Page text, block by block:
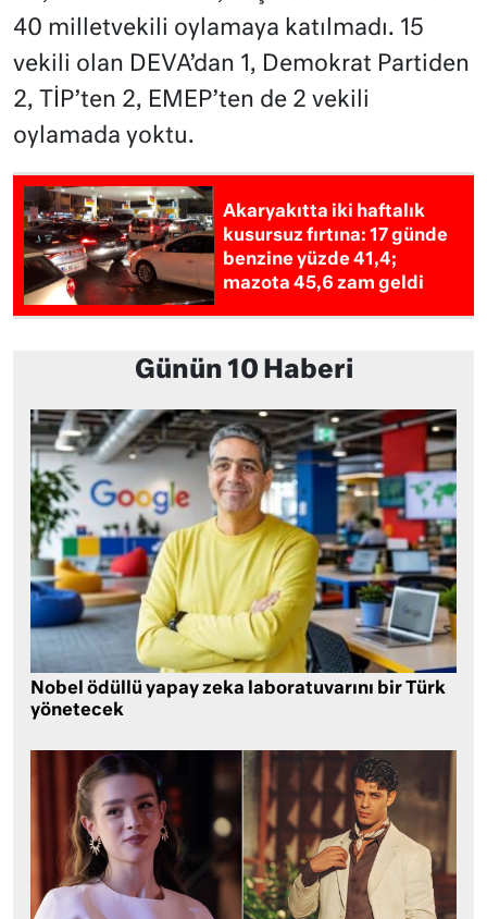
40 milletvekili oylamaya katılmadı. 15
vekili olan DEVA’dan 1, Demokrat Partiden
2, TİP’ten 2, EMEP’ten de 2 vekili
oylamada yoktu.
Akaryakıtta iki haftalık
kusursuz fırtına: 17 günde
benzine yüzde 41,4;
mazota 45,6 zam geldi
Günün 10 Haberi
Nobel ödüllü yapay zeka laboratuvarını bir Türk
yönetecek